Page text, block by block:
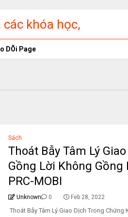
khóa học,
DÕi Page
Sách
Thoát Bẫy Tâm Lý
Gồng Lời Không Gồng
PRC-MOBI
Unknown 0 Feb 28, 2022
Thoát Bẫy Tâm Lý Giao Dịch Trong Chứng